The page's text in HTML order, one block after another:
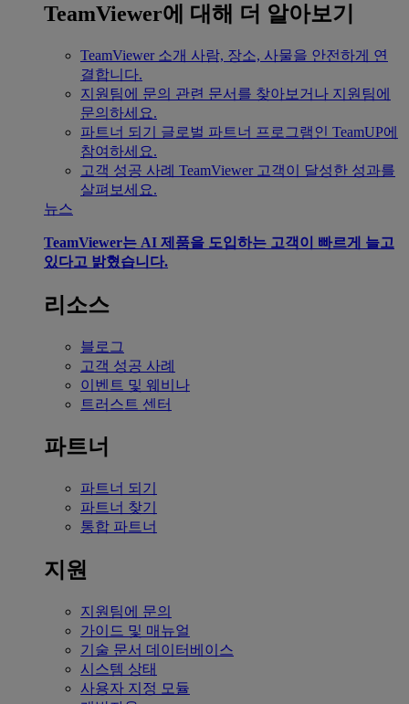
TeamViewer에 대해 더 알아보기
TeamViewer 소개 사람, 장소, 사물을 안전하게 연
결합니다.
지원팀에 문의 관련 문서를 찾아보거나 지원팀에
문의하세요.
파트너 되기
글로벌 파트너 프로그램인 TeamUP에
참여하세요.
고객 성공 사례 TeamViewer 고객이 달성한 성과를
살펴보세요.
뉴스
TeamViewer는 AI 제품을 도입하는 고객이 빠르게 늘고
있다고 밝혔습니다.
리소스
블로그
고객 성공 사례
이벤트 및 웨비나
트러스트 센터
파트너
파트너 되기
파트너 찾기
통합 파트너
지원
지원팀에 문의
가이드 및 매뉴얼
기술 문서 데이터베이스
시스템 상태
사용자 지정 모듈